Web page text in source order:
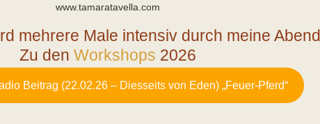
www.tamaratavella.com
mehrere Male intensiv durch meine
Zu den Workshops 2026
Beitrag (22.02.26 – Diesseits von Eden) „Feuer-Pferd“